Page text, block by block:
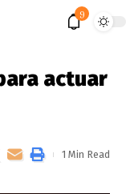
9
actuar
1 Min Read